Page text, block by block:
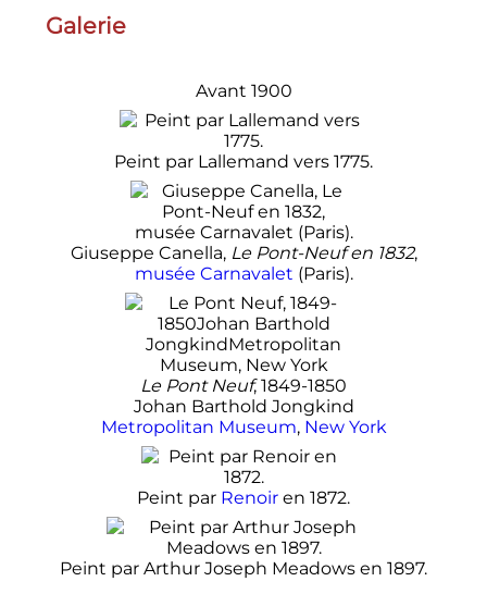
Galerie
Avant 1900
Peint par Lallemand vers 1775.
Giuseppe Canella, Le Pont-Neuf en 1832,
musée Carnavalet (Paris).
Le Pont Neuf, 1849-1850
Johan Barthold Jongkind
Metropolitan Museum, New York
Peint par Renoir en 1872.
Peint par Arthur Joseph Meadows en 1897.